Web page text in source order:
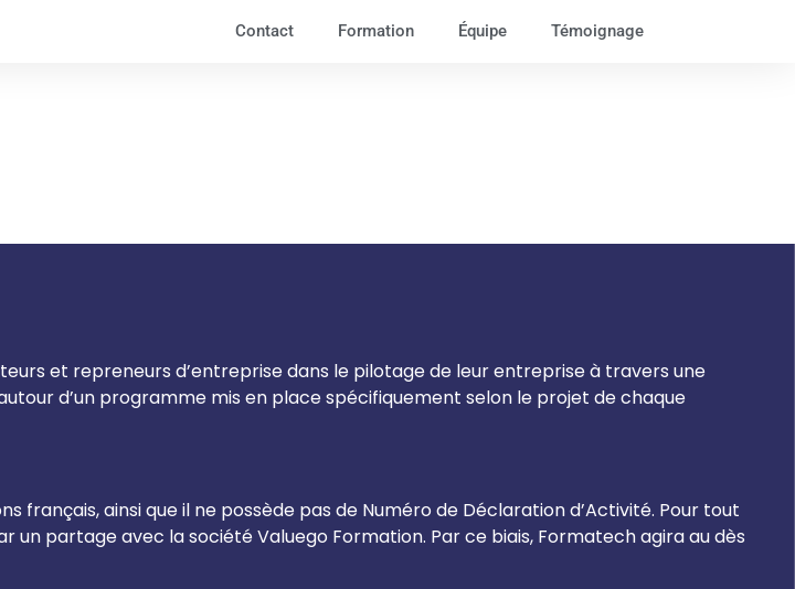
Contact Formation Équipe Témoignage
et repreneurs d’entreprise dans le pilotage de leur entreprise à travers une
d’un programme mis en place spécifiquement selon le projet de chaque
ainsi que il ne possède pas de Numéro de Déclaration d’Activité. Pour tout
partage avec la société Valuego Formation. Par ce biais, Formatech agira au dès